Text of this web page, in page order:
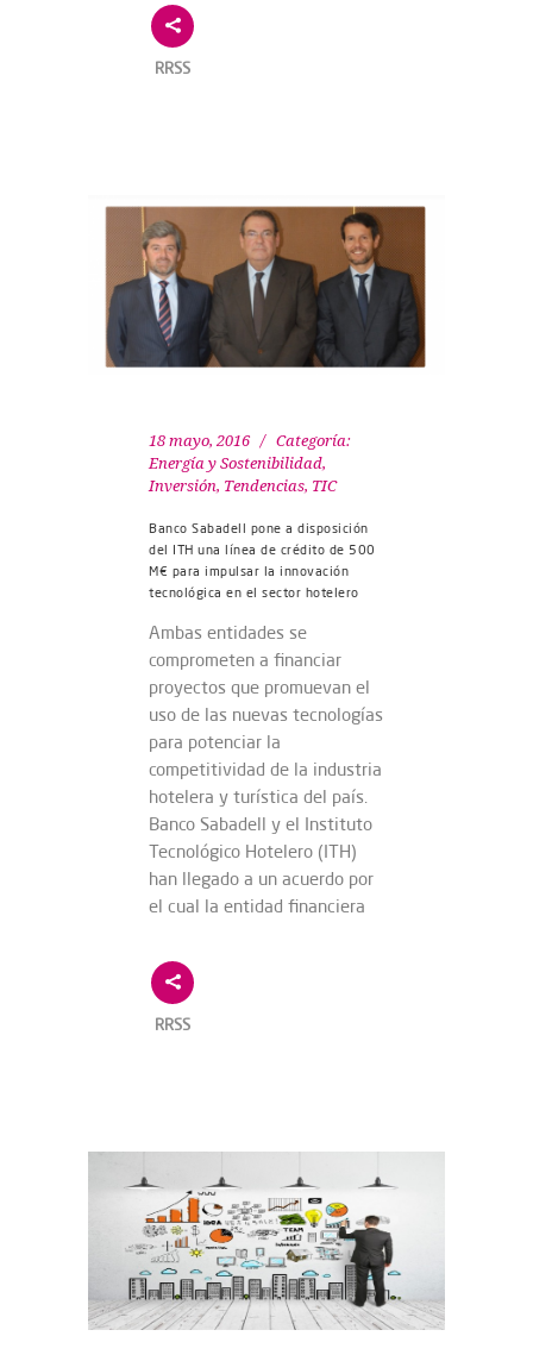
RRSS
18 mayo, 2016
Categoría:
Energía y Sostenibilidad,
Inversión, Tendencias, TIC
Banco Sabadell pone a disposición
del ITH una línea de crédito de 500
M€ para impulsar la innovación
tecnológica en el sector hotelero
Ambas entidades se
comprometen a financiar
proyectos que promuevan el
uso de las nuevas tecnologías
para potenciar la
competitividad de la industria
hotelera y turística del país.
Banco Sabadell y el Instituto
Tecnológico Hotelero (ITH)
han llegado a un acuerdo por
el cual la entidad financiera
RRSS